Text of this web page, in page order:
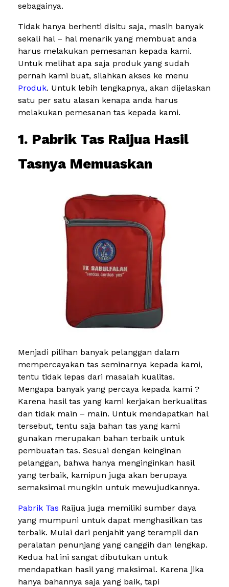
sebagainya.
Tidak hanya berhenti disitu saja, masih banyak
sekali hal – hal menarik yang membuat anda
harus melakukan pemesanan kepada kami.
Untuk melihat apa saja produk yang sudah
pernah kami buat, silahkan akses ke menu
Produk. Untuk lebih lengkapnya, akan dijelaskan
satu per satu alasan kenapa anda harus
melakukan pemesanan tas kepada kami.
1. Pabrik Tas Raijua Hasil
Tasnya Memuaskan
Menjadi pilihan banyak pelanggan dalam
mempercayakan tas seminarnya kepada kami,
tentu tidak lepas dari masalah kualitas.
Mengapa banyak yang percaya kepada kami ?
Karena hasil tas yang kami kerjakan berkualitas
dan tidak main – main. Untuk mendapatkan hal
tersebut, tentu saja bahan tas yang kami
gunakan merupakan bahan terbaik untuk
pembuatan tas. Sesuai dengan keinginan
pelanggan, bahwa hanya menginginkan hasil
yang terbaik, kamipun juga akan berupaya
semaksimal mungkin untuk mewujudkannya.
Pabrik Tas Raijua juga memiliki sumber daya
yang mumpuni untuk dapat menghasilkan tas
terbaik. Mulai dari penjahit yang terampil dan
peralatan penunjang yang canggih dan lengkap.
Kedua hal ini sangat dibutukan untuk
mendapatkan hasil yang maksimal. Karena jika
hanya bahannya saja yang baik, tapi